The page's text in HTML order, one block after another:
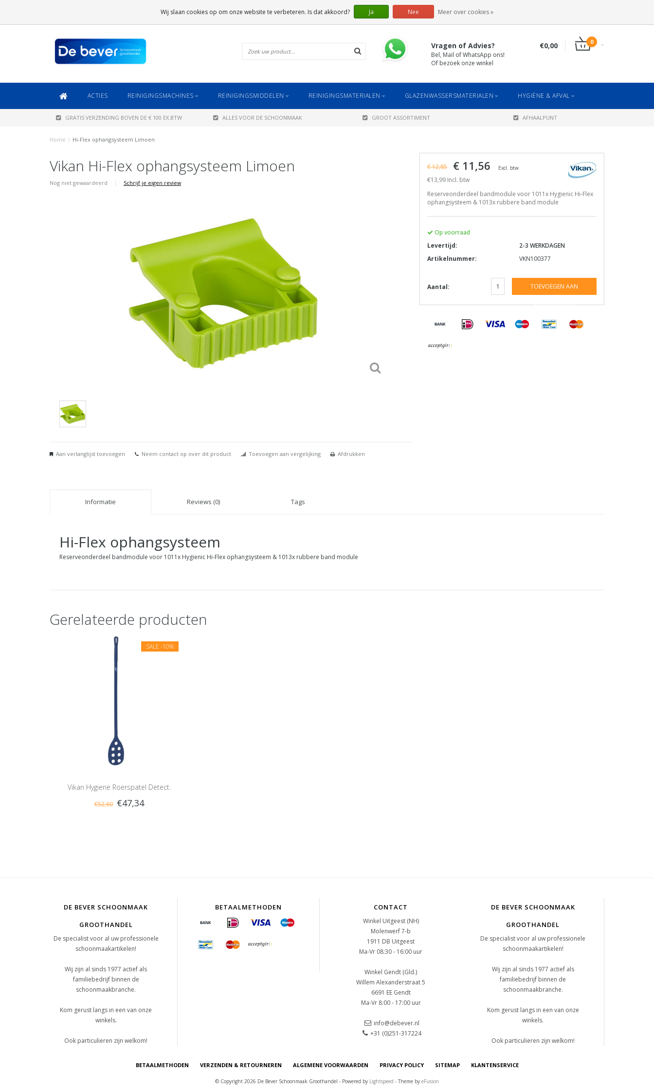
Vragen of Advies?
Bel, Mail of WhatsApp ons!
Of bezoek onze winkel
€0,00 0
ACTIES REINIGINGSMACHINES REINIGINGSMIDDELEN REINIGINGSMATERIALEN GLAZENWASSERSMATERIALEN HYGIËNE & AFVAL
GRATIS VERZENDING BOVEN DE € 100 EX.BTW ALLES VOOR DE SCHOONMAAK GROOT ASSORTIMENT AFHAALPUNT
Home / Hi-Flex ophangsysteem Limoen
Vikan Hi-Flex ophangsysteem Limoen
Nog niet gewaardeerd | Schrijf je eigen review
Aan verlanglijst toevoegen Neem contact op over dit product Toevoegen aan vergelijking Afdrukken
€ 12,85 € 11,56 Excl. btw
€13,99 Incl. btw
Reserveonderdeel bandmodule voor 1011x Hygienic Hi-Flex
ophangsysteem & 1013x rubbere band module
Op voorraad
Levertijd:
2-3 WERKDAGEN
Artikelnummer:
VKN100377
Aantal: TOEVOEGEN AAN
WINKELWAGEN
Informatie Reviews (0) Tags
Hi-Flex ophangsysteem
Reserveonderdeel bandmodule voor 1011x Hygienic Hi-Flex ophangsysteem & 1013x rubbere band module
Gerelateerde producten
SALE -10%
Vikan Hygiene Roerspatel Detect.
€52,60 €47,34
DE BEVER SCHOONMAAK
GROOTHANDEL
De specialist voor al uw professionele
schoonmaakartikelen!
Wij zijn al sinds 1977 actief als
familiebedrijf binnen de
schoonmaakbranche.
Kom gerust langs in een van onze
winkels.
Ook particulieren zijn welkom!
BETAALMETHODEN CONTACT
Winkel Uitgeest (NH)
Molenwerf 7-b
1911 DB Uitgeest
Ma-Vr 08:30 - 16:00 uur
Winkel Gendt (Gld.)
Willem Alexanderstraat 5
6691 EE Gendt
Ma-Vr 8:00 - 17:00 uur
info@debever.nl
+31 (0)251-317224
DE BEVER SCHOONMAAK
GROOTHANDEL
De specialist voor al uw professionele
schoonmaakartikelen!
Wij zijn al sinds 1977 actief als
familiebedrijf binnen de
schoonmaakbranche.
Kom gerust langs in een van onze
winkels.
Ook particulieren zijn welkom!
BETAALMETHODEN VERZENDEN & RETOURNEREN ALGEMENE VOORWAARDEN PRIVACY POLICY SITEMAP KLANTENSERVICE
© Copyright 2026 De Bever Schoonmaak Groothandel - Powered by Lightspeed - Theme by eFusion
Wij slaan cookies op om onze website te verbeteren. Is dat akkoord? Ja Nee Meer over cookies »